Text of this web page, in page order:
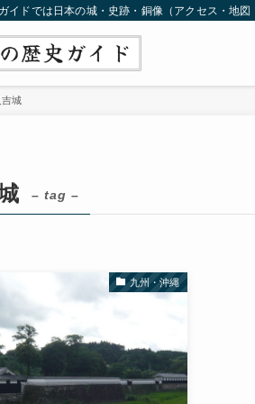
イドでは日本の城・史跡・銅像（アクセス・地
吉城
– tag –
九州・沖縄